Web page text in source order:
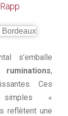
s’emballe
ruminations,
Ces
«
reflètent une